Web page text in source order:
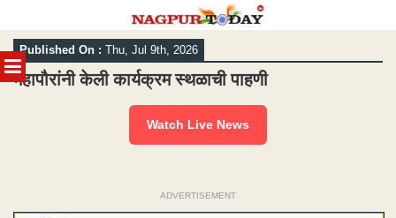
MENU
Skip
to
content
Published On : Thu, Jul 9th, 2026
महापौरांनी केली कार्यक्रम स्थळाची पाहणी
Watch Live News
ADVERTISEMENT